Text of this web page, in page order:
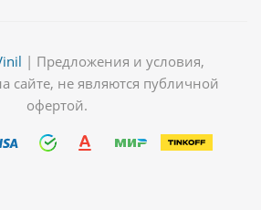
| Предложения и условия,
сайте, не являются публичной
офертой.